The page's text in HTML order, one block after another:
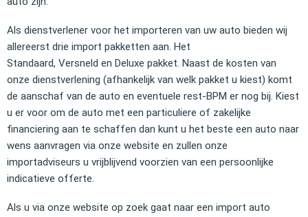
Als dienstverlener voor het importeren van uw auto bieden wij
allereerst drie import pakketten aan. Het
Standaard, Versneld en Deluxe pakket. Naast de kosten van
onze dienstverlening (afhankelijk van welk pakket u kiest) komt
de aanschaf van de auto en eventuele rest-BPM er nog bij. Kiest
u er voor om de auto met een particuliere of zakelijke
financiering aan te schaffen dan kunt u het beste een auto naar
wens aanvragen via onze website en zullen onze
importadviseurs u vrijblijvend voorzien van een persoonlijke
indicatieve offerte.
Als u via onze website op zoek gaat naar een import auto